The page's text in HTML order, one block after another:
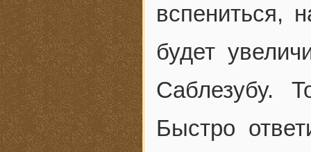
вспениться,
будет
Саблезубу.
Быстро